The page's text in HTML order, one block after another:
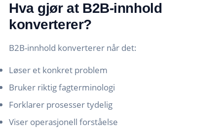
Hva gjør at B2B-innhold
konverterer?
B2B-innhold konverterer når det:
Løser et konkret problem
Bruker riktig fagterminologi
Forklarer prosesser tydelig
Viser operasjonell forståelse